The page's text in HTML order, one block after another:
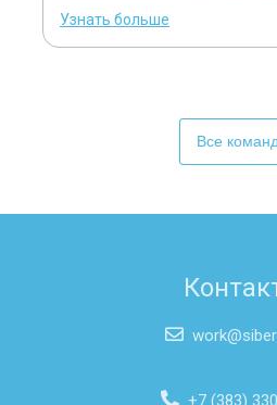
Таким образом, список
и разнообразен: технологии
способными создать
Узнать больше
Все
+7 (383)